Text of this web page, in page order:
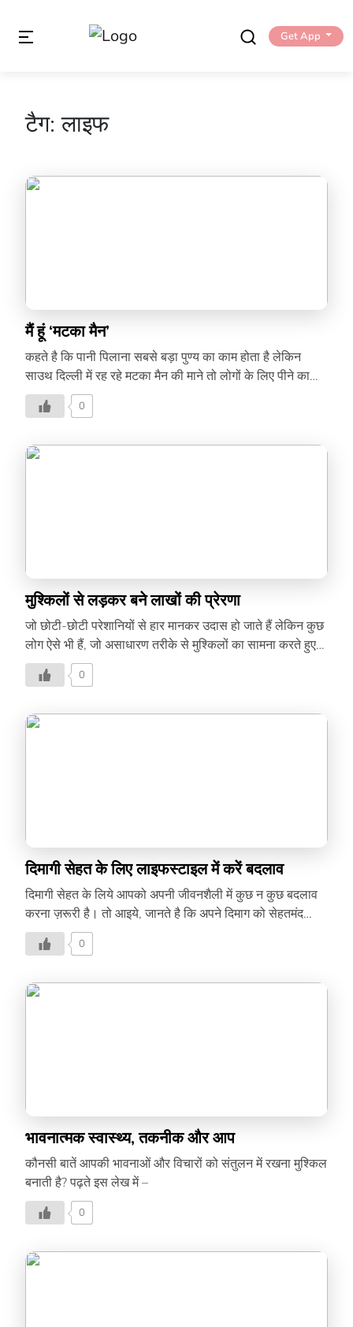
Get App
टैग:लाइफ
मैं हूं ‘मटका मैन’
कहते है कि पानी पिलाना सबसे बड़ा पुण्य का काम होता है लेकिन
साउथ दिल्ली में रह रहे मटका मैन की माने तो लोगों के लिए पीने का
पानी उपलब्ध करवाकर वह समाज के प्रति अपना कर्तव्य निभा रहे हैं।
0
मुश्किलों से लड़कर बने लाखों की प्रेरणा
जो छोटी-छोटी परेशानियों से हार मानकर उदास हो जाते हैं लेकिन कुछ
लोग ऐसे भी हैं, जो असाधारण तरीके से मुश्किलों का सामना करते हुए
दूसरों के लिए प्रेरणा बन जाते हैं।
0
दिमागी सेहत के लिए लाइफस्टाइल में करें बदलाव
दिमागी सेहत के लिये आपको अपनी जीवनशैली में कुछ न कुछ बदलाव
करना ज़रूरी है। तो आइये, जानते है कि अपने दिमाग को सेहतमंद
रखने के लिये आप क्या कर सकते हैं।
0
भावनात्मक स्वास्थ्य, तकनीक और आप
कौनसी बातें आपकी भावनाओं और विचारों को संतुलन में रखना मुश्किल
बनाती है? पढ़ते इस लेख में –
0